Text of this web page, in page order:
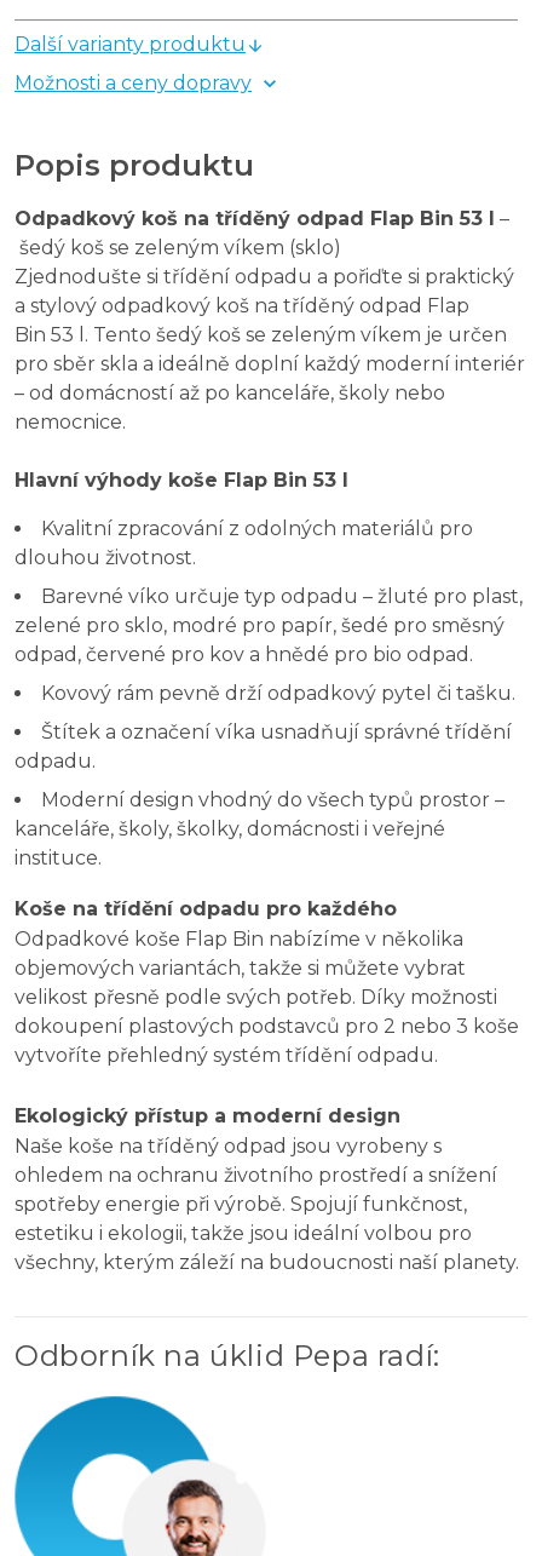
Další varianty produktu
Možnosti a ceny dopravy
Popis produktu
Odpadkový koš na tříděný odpad Flap Bin 53 l –
šedý koš se zeleným víkem (sklo)
Zjednodušte si třídění odpadu a pořiďte si praktický
a stylový odpadkový koš na tříděný odpad Flap
Bin 53 l. Tento šedý koš se zeleným víkem je určen
pro sběr skla a ideálně doplní každý moderní interiér
– od domácností až po kanceláře, školy nebo
nemocnice.
Hlavní výhody koše Flap Bin 53 l
Kvalitní zpracování z odolných materiálů pro
dlouhou životnost.
Barevné víko určuje typ odpadu – žluté pro plast,
zelené pro sklo, modré pro papír, šedé pro směsný
odpad, červené pro kov a hnědé pro bio odpad.
Kovový rám pevně drží odpadkový pytel či tašku.
Štítek a označení víka usnadňují správné třídění
odpadu.
Moderní design vhodný do všech typů prostor –
kanceláře, školy, školky, domácnosti i veřejné
instituce.
Koše na třídění odpadu pro každého
Odpadkové koše Flap Bin nabízíme v několika
objemových variantách, takže si můžete vybrat
velikost přesně podle svých potřeb. Díky možnosti
dokoupení plastových podstavců pro 2 nebo 3 koše
vytvoříte přehledný systém třídění odpadu.
Ekologický přístup a moderní design
Naše koše na tříděný odpad jsou vyrobeny s
ohledem na ochranu životního prostředí a snížení
spotřeby energie při výrobě. Spojují funkčnost,
estetiku i ekologii, takže jsou ideální volbou pro
všechny, kterým záleží na budoucnosti naší planety.
Odborník na úklid Pepa radí: